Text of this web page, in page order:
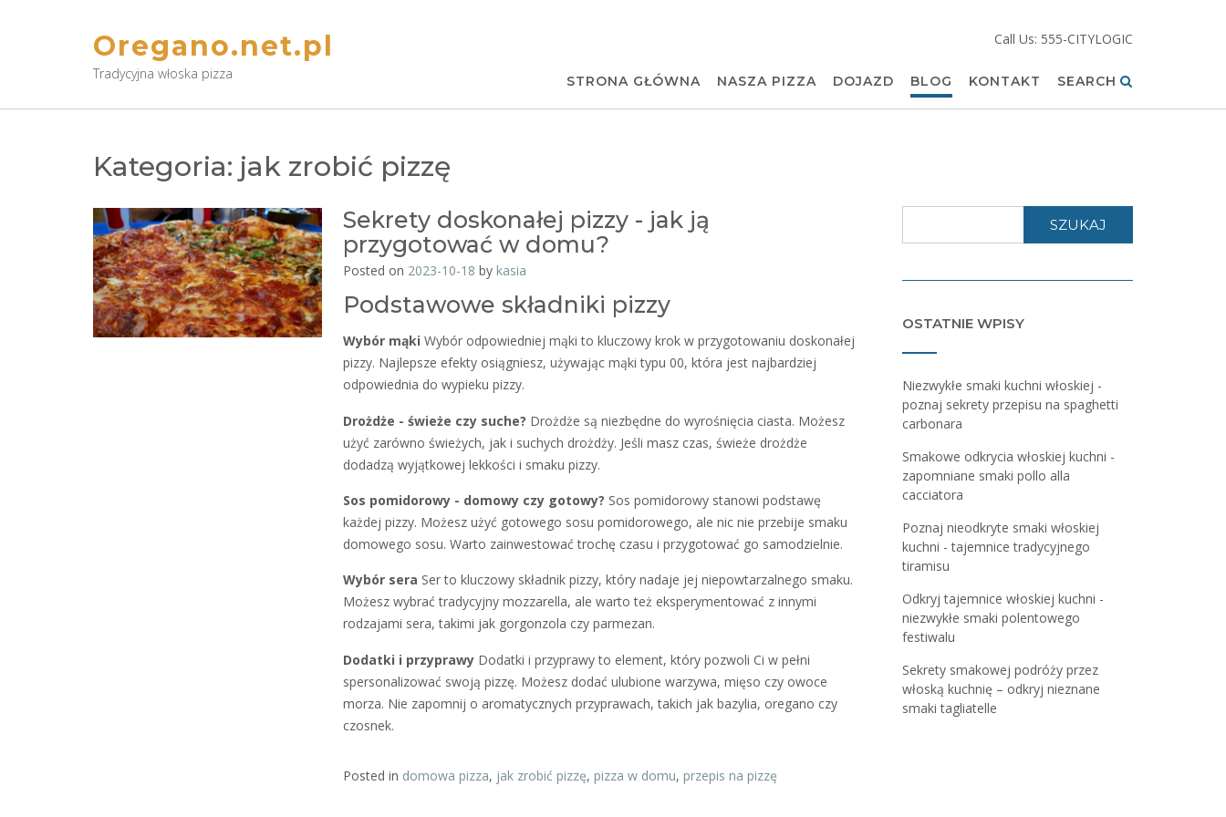
Oregano.net.pl
Tradycyjna włoska pizza
Call Us: 555-CITYLOGIC
STRONA GŁÓWNA NASZA PIZZA DOJAZD BLOG KONTAKT SEARCH
Kategoria: jak zrobić pizzę
Sekrety doskonałej pizzy - jak ją
przygotować w domu?
Posted on 2023-10-18 by kasia
Podstawowe składniki pizzy
Wybór mąki Wybór odpowiedniej mąki to kluczowy krok w przygotowaniu doskonałej
pizzy. Najlepsze efekty osiągniesz, używając mąki typu 00, która jest najbardziej
odpowiednia do wypieku pizzy.
Drożdże - świeże czy suche? Drożdże są niezbędne do wyrośnięcia ciasta. Możesz
użyć zarówno świeżych, jak i suchych drożdży. Jeśli masz czas, świeże drożdże
dodadzą wyjątkowej lekkości i smaku pizzy.
Sos pomidorowy - domowy czy gotowy? Sos pomidorowy stanowi podstawę
każdej pizzy. Możesz użyć gotowego sosu pomidorowego, ale nic nie przebije smaku
domowego sosu. Warto zainwestować trochę czasu i przygotować go samodzielnie.
Wybór sera Ser to kluczowy składnik pizzy, który nadaje jej niepowtarzalnego smaku.
Możesz wybrać tradycyjny mozzarella, ale warto też eksperymentować z innymi
rodzajami sera, takimi jak gorgonzola czy parmezan.
Dodatki i przyprawyDodatki i przyprawy to element, który pozwoli Ci w pełni
spersonalizować swoją pizzę. Możesz dodać ulubione warzywa, mięso czy owoce
morza. Nie zapomnij o aromatycznych przyprawach, takich jak bazylia, oregano czy
czosnek.
Posted in domowa pizza, jak zrobić pizzę, pizza w domu, przepis na pizzę
SZUKAJ
OSTATNIE WPISY
Niezwykłe smaki kuchni włoskiej -
poznaj sekrety przepisu na spaghetti
carbonara
Smakowe odkrycia włoskiej kuchni -
zapomniane smaki pollo alla
cacciatora
Poznaj nieodkryte smaki włoskiej
kuchni - tajemnice tradycyjnego
tiramisu
Odkryj tajemnice włoskiej kuchni -
niezwykłe smaki polentowego
festiwalu
Sekrety smakowej podróży przez
włoską kuchnię – odkryj nieznane
smaki tagliatelle